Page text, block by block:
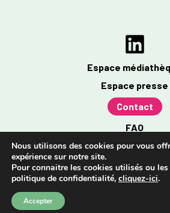
Espace
Espace presse
Contact
FAQ
Mentions
Politique de
Accessibilité : partiellement
Nous utilisons des cookies pour vous
expérience sur notre site.
Pour connaitre les cookies utilisés ou
politique de confidentialité, cliquez-ici.
Accepter